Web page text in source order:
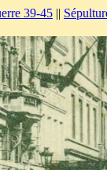
39-45 ||